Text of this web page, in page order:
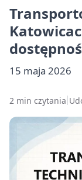
15 maja 2026
2 min czytania